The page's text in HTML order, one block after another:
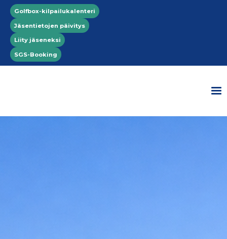
Hyppää pääsisältöön
Top menu
Golfbox-kilpailukalenteri
Jäsentietojen päivitys
Liity jäseneksi
SGS-Booking